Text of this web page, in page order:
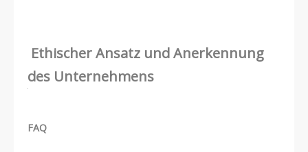
Ethischer Ansatz und Anerkennung
des Unternehmens
FAQ